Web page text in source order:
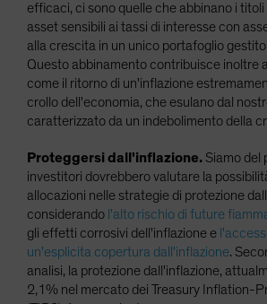
efficaci, ci sono quelle che abbinano i
asset sensibili ai tassi di interesse con
alla crescita in un unico portafoglio
Questo abbinamento contribuisce inoltre
come il ritorno di un'inflazione
crollo dell'economia, che esulano dal
caratterizzato da un indebolimento della
Proteggersi dall'inflazione.Siamo del
investitori dovrebbero valutare la
allocazioni nelle strategie di protezione
considerando l'alto rischio di future
gli effetti corrosivi dell'inflazione e
un'esplicita copertura dall'inflazione.
analisi, la protezione dall'inflazione,
2,1% nel mercato dei Treasury Inflation-